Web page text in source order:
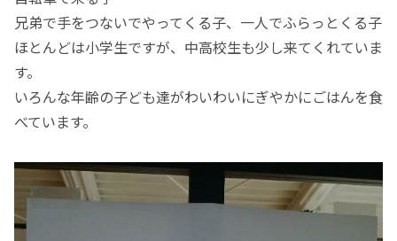
兄弟で手をつないでやってくる子、一人でふらっとくる子
ほとんどは小学生ですが、中高校生も少し来てくれていま
す。
いろんな年齢の子ども達がわいわいにぎやかにごはんを食
べています。